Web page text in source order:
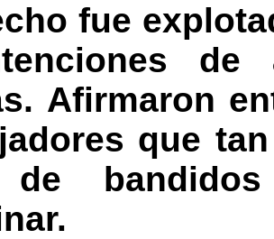
fue
Afirmaron
que
de